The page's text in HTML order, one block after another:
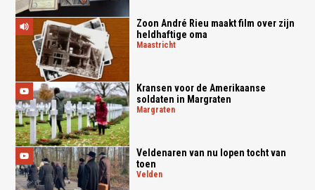
Zoon André Rieu maakt film over zijn
heldhaftige oma
maastricht
Kransen voor de Amerikaanse
soldaten in Margraten
margraten
Veldenaren van nu lopen tocht van
toen
velden